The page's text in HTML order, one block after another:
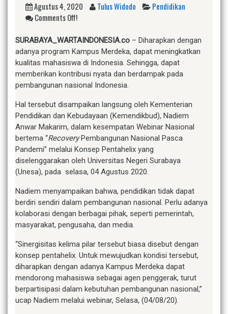
Agustus 4, 2020 Tulus Widodo
Pendidikan
Comments Off!
SURABAYA_WARTAINDONESIA.co – Diharapkan dengan
adanya program Kampus Merdeka, dapat meningkatkan
kualitas mahasiswa di Indonesia. Sehingga, dapat
memberikan kontribusi nyata dan berdampak pada
pembangunan nasional Indonesia.
Hal tersebut disampaikan langsung oleh Kementerian
Pendidikan dan Kebudayaan (Kemendikbud), Nadiem
Anwar Makarim, dalam kesempatan Webinar Nasional
bertema “RecoveryPembangunan Nasional Pasca
Pandemi” melalui Konsep Pentahelix yang
diselenggarakan oleh Universitas Negeri Surabaya
(Unesa), pada selasa, 04 Agustus 2020.
Nadiem menyampaikan bahwa, pendidikan tidak dapat
berdiri sendiri dalam pembangunan nasional. Perlu adanya
kolaborasi dengan berbagai pihak, seperti pemerintah,
masyarakat, pengusaha, dan media.
“Sinergisitas kelima pilar tersebut biasa disebut dengan
konsep pentahelix. Untuk mewujudkan kondisi tersebut,
diharapkan dengan adanya Kampus Merdeka dapat
mendorong mahasiswa sebagai agen penggerak, turut
berpartisipasi dalam kebutuhan pembangunan nasional,”
ucap Nadiem melalui webinar, Selasa, (04/08/20).